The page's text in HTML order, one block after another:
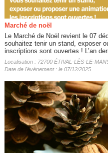
Marché de noël
Le Marché de Noël revient le 07
souhaitez tenir un stand, exposer
inscriptions sont ouvertes ! L’an
Localisation : 72700 ÉTIVAL-LÈS-LE-
Date de l'évènement : le 07/12/2025